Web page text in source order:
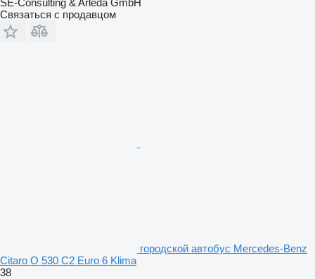
SE-Consulting & Arleda GmbH
Связаться с продавцом
городской автобус Mercedes-Benz
Citaro O 530 C2 Euro 6 Klima
38